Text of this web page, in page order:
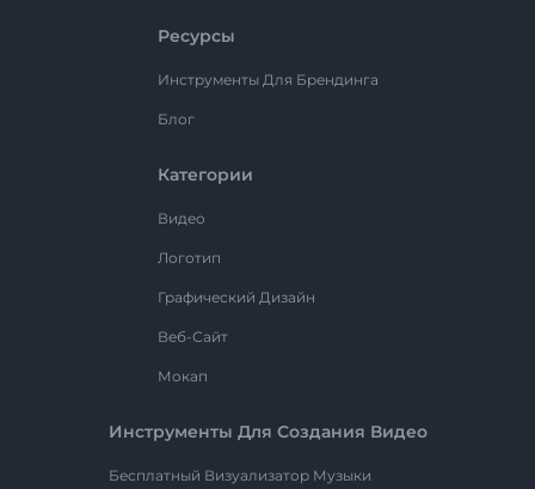
Ресурсы
Инструменты Для Брендинга
Блог
Категории
Видео
Логотип
Графический Дизайн
Веб-Сайт
Мокап
Инструменты Для Создания Видео
Бесплатный Визуализатор Музыки